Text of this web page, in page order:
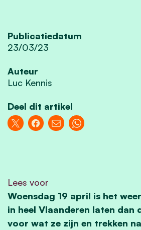
Publicatiedatum
23/03/23
Auteur
Luc Kennis
Deel dit artikel
Lees voor
Woensdag 19 april is het
in heel Vlaanderen laten dan
voor wat ze zijn en trekken